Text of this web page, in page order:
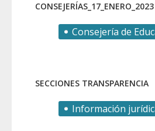
CONSEJERÍAS_17_ENERO_2023
Consejería de
SECCIONES TRANSPARENCIA
Información